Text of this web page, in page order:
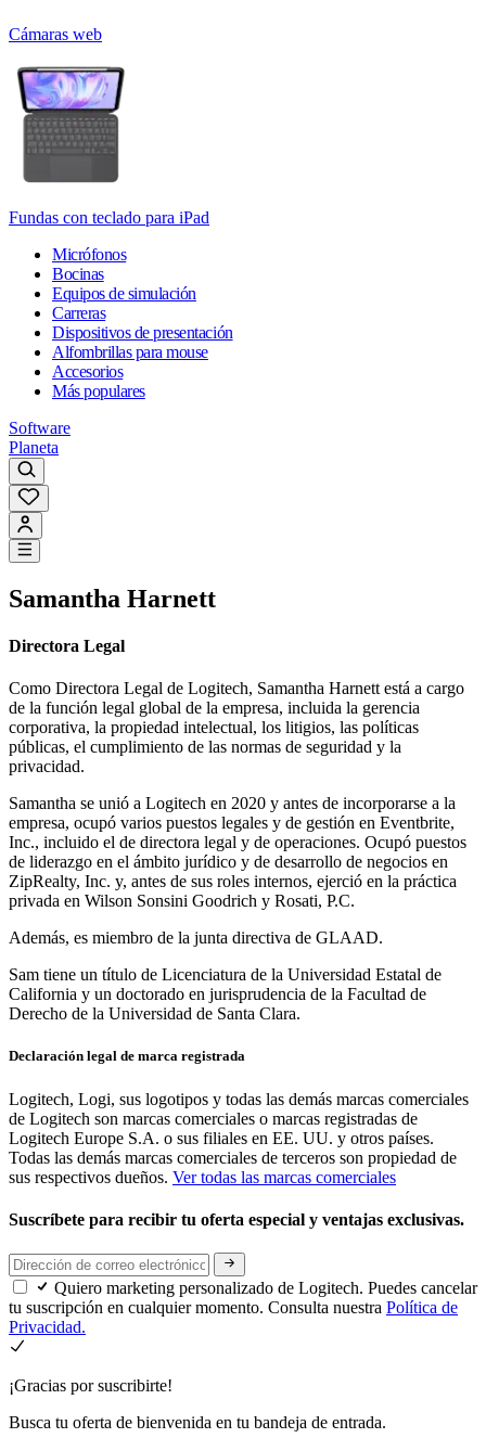
Cámaras web
Fundas con teclado para iPad
Micrófonos
Bocinas
Equipos de simulación
Carreras
Dispositivos de presentación
Alfombrillas para mouse
Accesorios
Más populares
Software
Planeta
Samantha Harnett
Directora Legal
Como Directora Legal de Logitech, Samantha Harnett está a cargo
de la función legal global de la empresa, incluida la gerencia
corporativa, la propiedad intelectual, los litigios, las políticas
públicas, el cumplimiento de las normas de seguridad y la
privacidad.
Samantha se unió a Logitech en 2020 y antes de incorporarse a la
empresa, ocupó varios puestos legales y de gestión en Eventbrite,
Inc., incluido el de directora legal y de operaciones. Ocupó puestos
de liderazgo en el ámbito jurídico y de desarrollo de negocios en
ZipRealty, Inc. y, antes de sus roles internos, ejerció en la práctica
privada en Wilson Sonsini Goodrich y Rosati, P.C.
Además, es miembro de la junta directiva de GLAAD.
Sam tiene un título de Licenciatura de la Universidad Estatal de
California y un doctorado en jurisprudencia de la Facultad de
Derecho de la Universidad de Santa Clara.
Declaración legal de marca registrada
Logitech, Logi, sus logotipos y todas las demás marcas comerciales
de Logitech son marcas comerciales o marcas registradas de
Logitech Europe S.A. o sus filiales en EE. UU. y otros países.
Todas las demás marcas comerciales de terceros son propiedad de
sus respectivos dueños. Ver todas las marcas comerciales
Suscríbete para recibir tu oferta especial y ventajas exclusivas.
Quiero marketing personalizado de Logitech. Puedes cancelar
tu suscripción en cualquier momento. Consulta nuestra Política de
Privacidad.
¡Gracias por suscribirte!
Busca tu oferta de bienvenida en tu bandeja de entrada.